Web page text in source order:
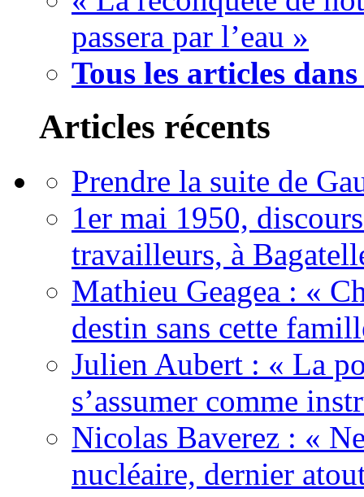
passera par l’eau »
Tous les articles
Articles récents
Prendre la suite de
1er mai 1950,
travailleurs, à
Mathieu Geagea : «
destin sans cette
Julien Aubert : « La
s’assumer comme
Nicolas Baverez : «
nucléaire, dernier